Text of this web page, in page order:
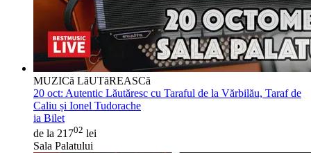
MUZICă LăUTăREASCă
20 oct: Autentic Lăutăresc cu Taraful de la Vărbilău, Taraf de
Caliu și Ionel Tudorache
ia Bilet
de la 21702 lei
Sala Palatului